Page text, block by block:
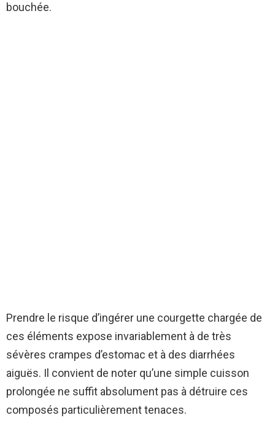
bouchée.
Prendre le risque d’ingérer une courgette chargée de
ces éléments expose invariablement à de très
sévères crampes d’estomac et à des diarrhées
aiguës. Il convient de noter qu’une simple cuisson
prolongée ne suffit absolument pas à détruire ces
composés particulièrement tenaces.